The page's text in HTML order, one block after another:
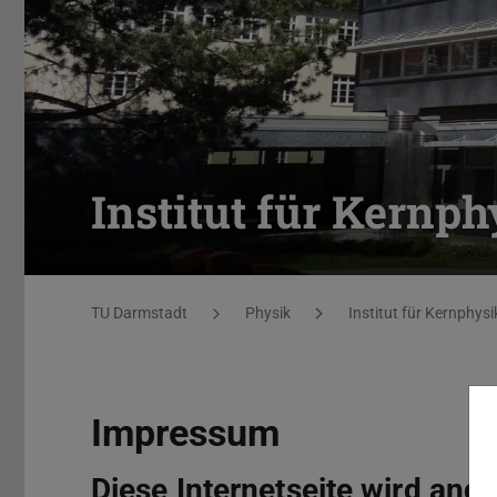
Institut für
Sie befinden sich hier:
TU Darmstadt Physik Institut für
Impressum
Diese Internetseite wird